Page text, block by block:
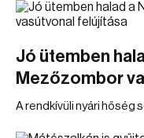
Jó ütemben
Mezőzombor
A rendkívüli nyári hőség